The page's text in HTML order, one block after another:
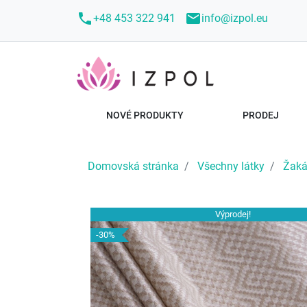
call+48 453 322 941 mailinfo@izpol.eu
NOVÉ PRODUKTY PRODEJ
Domovská stránka Všechny látky
Výprodej!
-30%